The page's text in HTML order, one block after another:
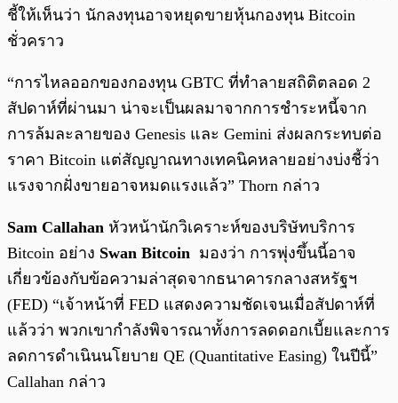
ชี้ให้เห็นว่า นักลงทุนอาจหยุดขายหุ้นกองทุน Bitcoin
ชั่วคราว
“การไหลออกของกองทุน GBTC ที่ทำลายสถิติตลอด 2
สัปดาห์ที่ผ่านมา น่าจะเป็นผลมาจากการชำระหนี้จาก
การล้มละลายของ Genesis และ Gemini ส่งผลกระทบต่อ
ราคา Bitcoin แต่สัญญาณทางเทคนิคหลายอย่างบ่งชี้ว่า
แรงจากฝั่งขายอาจหมดแรงแล้ว” Thorn กล่าว
Sam Callahan หัวหน้านักวิเคราะห์ของบริษัทบริการ
Bitcoin อย่าง Swan Bitcoin มองว่า การพุ่งขึ้นนี้อาจ
เกี่ยวข้องกับข้อความล่าสุดจากธนาคารกลางสหรัฐฯ
(FED) “เจ้าหน้าที่ FED แสดงความชัดเจนเมื่อสัปดาห์ที่
แล้วว่า พวกเขากำลังพิจารณาทั้งการลดดอกเบี้ยและการ
ลดการดำเนินนโยบาย QE (Quantitative Easing) ในปีนี้”
Callahan กล่าว